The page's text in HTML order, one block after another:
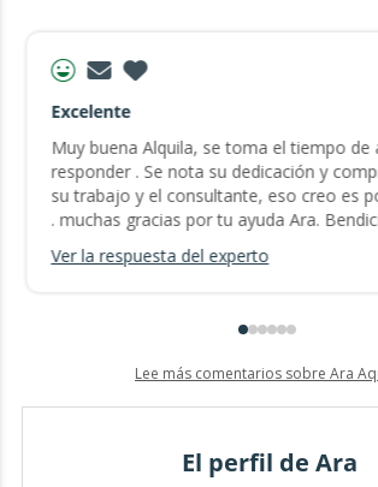
Excelente
Muy buena Alquila, se toma el tiempo de
responder . Se nota su dedicación y
su trabajo y el consultante, eso creo es
. muchas gracias por tu ayuda Ara.
Ver la respuesta del experto
Lee más comentarios sobre Ara
El perfil de Ara